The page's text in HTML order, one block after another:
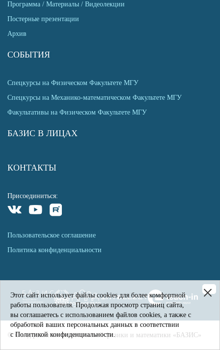
Этот сайт использует файлы cookies для более комфортной
работы пользователя. Продолжая просмотр страниц сайта,
вы соглашаетесь с использованием файлов cookies, а также с
обработкой ваших персональных данных в соответствии
с Политикой конфиденциальности.
Программа / Материалы / Видеолекции
Постерные презентации
Архив
СОБЫТИЯ
Спецкурсы на Физическом Факультете МГУ
Спецкурсы на Механико-математическом Факультете МГУ
Факультативы на Физическом Факультете МГУ
БАЗИС В ЛИЦАХ
КОНТАКТЫ
Присоединиться:
Пользовательское соглашение
Политика конфиденциальности
© Фонд развития теоретической физики и математики «БАЗИС»